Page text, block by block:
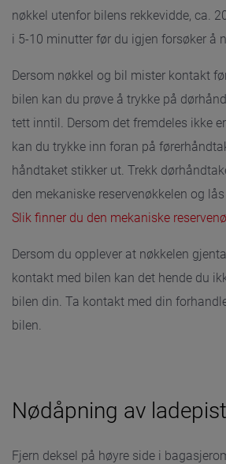
nøkkel utenfor bilens rekkevidde, ca.
i 5-10 minutter før du igjen forsøker å
Dersom nøkkel og bil mister kontakt
bilen kan du prøve å trykke på
tett inntil. Dersom det fremdeles ikke
kan du trykke inn foran på
håndtaket stikker ut. Trekk
den mekaniske reservenøkkelen og
Slik finner du den mekaniske
Dersom du opplever at nøkkelen
kontakt med bilen kan det hende du
bilen din. Ta kontakt med din
bilen.
Nødåpning av
Fjern deksel på høyre side i